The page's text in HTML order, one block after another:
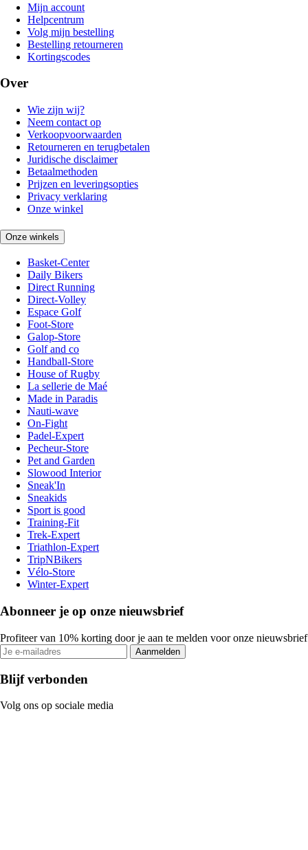
Mijn account
Helpcentrum
Volg mijn bestelling
Bestelling retourneren
Kortingscodes
Over
Wie zijn wij?
Neem contact op
Verkoopvoorwaarden
Retourneren en terugbetalen
Juridische disclaimer
Betaalmethoden
Prijzen en leveringsopties
Privacy verklaring
Onze winkel
Onze winkels
Basket-Center
Daily Bikers
Direct Running
Direct-Volley
Espace Golf
Foot-Store
Galop-Store
Golf and co
Handball-Store
House of Rugby
La sellerie de Maé
Made in Paradis
Nauti-wave
On-Fight
Padel-Expert
Pecheur-Store
Pet and Garden
Slowood Interior
Sneak'In
Sneakids
Sport is good
Training-Fit
Trek-Expert
Triathlon-Expert
TripNBikers
Vélo-Store
Winter-Expert
Abonneer je op onze nieuwsbrief
Profiteer van 10% korting door je aan te melden voor onze nieuwsbrief
Aanmelden
Blijf verbonden
Volg ons op sociale media